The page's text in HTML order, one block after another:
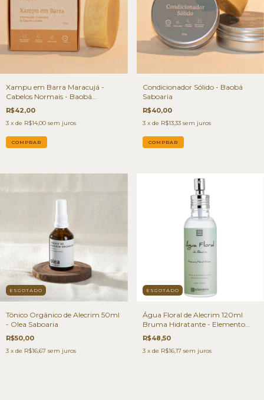
Xampu em Barra Maracujá -
Cabelos Normais - Baobá
Saboaria
R$42,00
3 x de R$14,00 sem juros
Condicionador Sólido - Baobá
Saboaria
R$40,00
3 x de R$13,33 sem juros
ESGOTADO
Tônico Orgânico de Alecrim 50ml
- Olea Saboaria
R$50,00
3 x de R$16,67 sem juros
ESGOTADO
Água Floral de Alecrim 120ml
Bruma Hidratante - Elemento
Mineral
R$48,50
3 x de R$16,17 sem juros